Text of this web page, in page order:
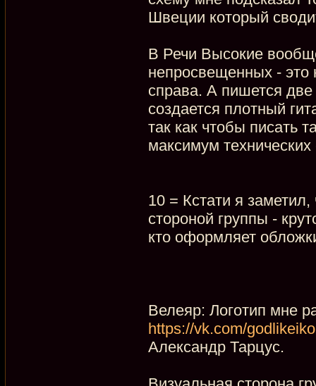
Швеции который
В Речи Высокие
непросвещенных - это
справа. А пишется
создается плотный
так как чтобы писать
максимум технических
10 = Кстати я
стороной группы -
кто оформляет
Велеяр: Логотип мне
https://vk.com/
Александр Тарцус.